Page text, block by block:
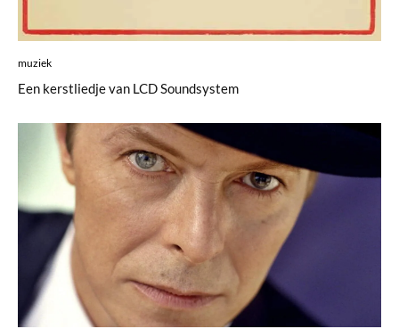
muziek
Een kerstliedje van LCD Soundsystem